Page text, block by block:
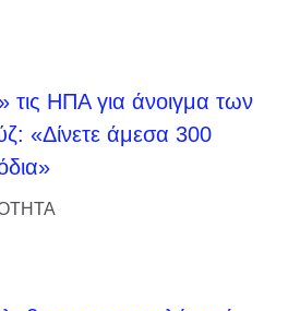
τις ΗΠΑ για άνοιγμα των
«Δίνετε άμεσα 300